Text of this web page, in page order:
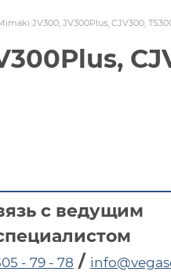
JV300, JV300Plus, CJV300,
с ведущим
- 79 - 78 /